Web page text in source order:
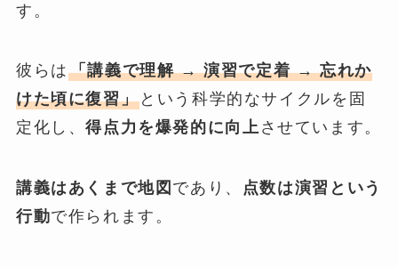
す。
彼らは 「講義で理解 → 演習で定着 → 忘れか
けた頃に復習」 という科学的なサイクルを固
定化し、得点力を爆発的に向上 させています。
講義はあくまで地図 であり、
点数は演習という
行動で作られます。